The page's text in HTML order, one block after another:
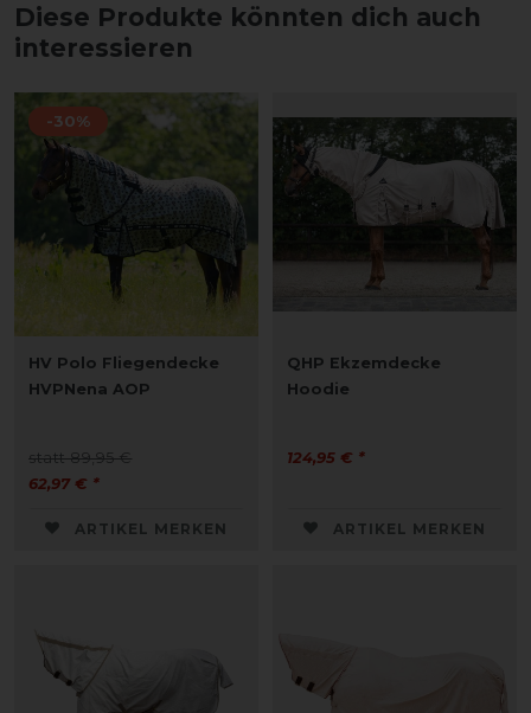
Diese Produkte könnten dich auch
interessieren
-30%
HV Polo Fliegendecke
HVPNena AOP
statt 89,95 €
62,97 € *
ARTIKEL MERKEN
QHP Ekzemdecke
Hoodie
124,95 € *
ARTIKEL MERKEN